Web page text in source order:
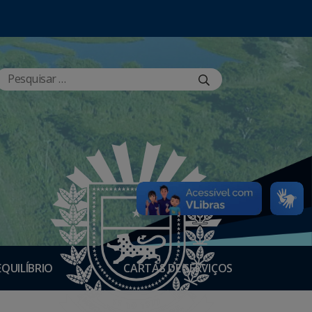
CARTAS DE SERVIÇOS